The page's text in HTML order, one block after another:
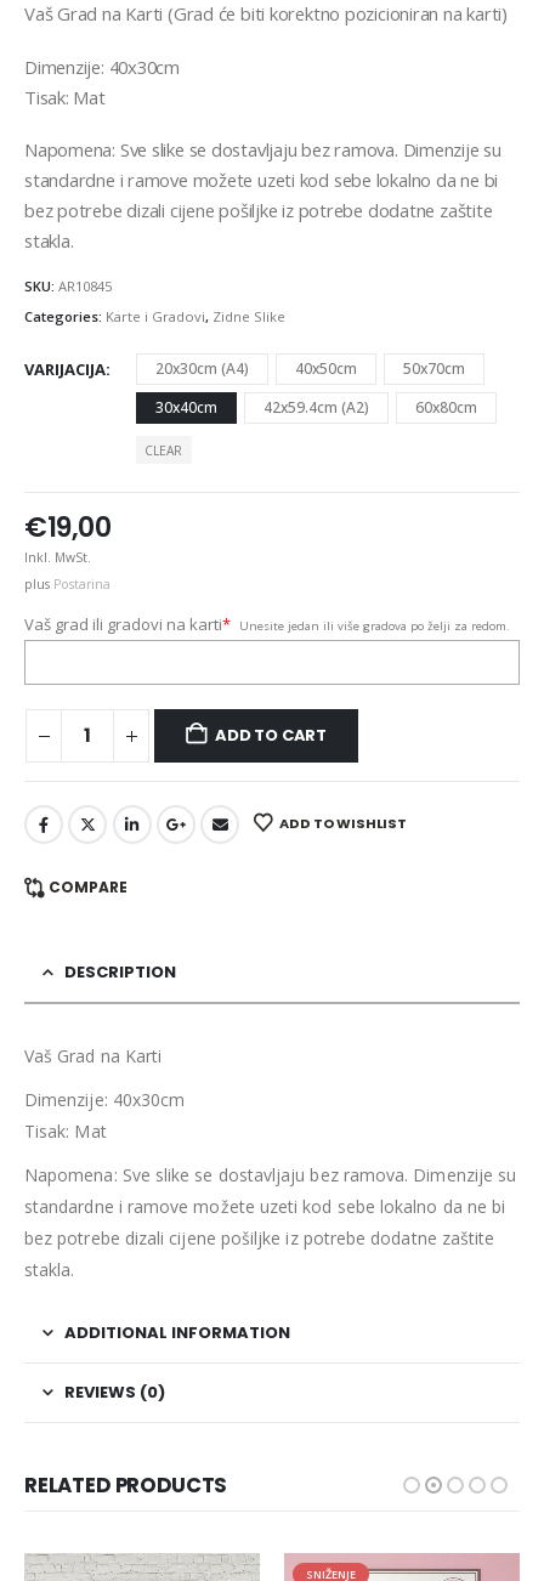
Vaš Grad na Karti (Grad će biti korektno pozicioniran na karti)
Dimenzije: 40x30cm
Tisak: Mat
Napomena: Sve slike se dostavljaju bez ramova. Dimenzije su
standardne i ramove možete uzeti kod sebe lokalno da ne bi
bez potrebe dizali cijene pošiljke iz potrebe dodatne zaštite
stakla.
SKU: AR10845
Categories: Karte i Gradovi, Zidne Slike
VARIJACIJA 20x30cm (A4) 40x50cm
50x70cm
30x40cm
42x59.4cm (A2) 60x80cm
CLEAR
€19,00
Inkl. MwSt.
plus Postarina
Vaš grad ili gradovi na karti* Unesite jedan ili više gradova po želji za redom.
ADD TO CART
ADD TO WISHLIST
COMPARE
DESCRIPTION
Vaš Grad na Karti
Dimenzije: 40x30cm
Tisak: Mat
Napomena: Sve slike se dostavljaju bez ramova. Dimenzije su
standardne i ramove možete uzeti kod sebe lokalno da ne bi
bez potrebe dizali cijene pošiljke iz potrebe dodatne zaštite
stakla.
ADDITIONAL INFORMATION
REVIEWS (0)
RELATED PRODUCTS
SNIŽENJE